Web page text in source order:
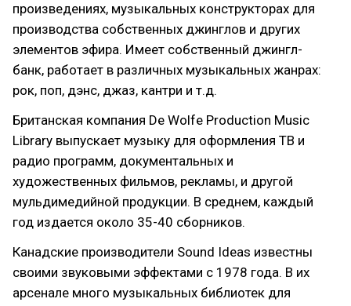
произведениях, музыкальных конструкторах для
производства собственных джинглов и других
элементов эфира. Имеет собственный джингл-
банк, работает в различных музыкальных жанрах:
рок, поп, дэнс, джаз, кантри и т.д.
Британская компания De Wolfe Production Music
Library выпускает музыку для оформления ТВ и
радио программ, документальных и
художественных фильмов, рекламы, и другой
мульдимедийной продукции. В среднем, каждый
год издается около 35-40 сборников.
Канадские производители Sound Ideas известны
своими звуковыми эффектами с 1978 года. В их
арсенале много музыкальных библиотек для